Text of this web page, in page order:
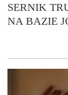
SERNIK
NA BAZIE